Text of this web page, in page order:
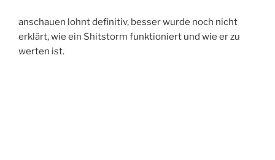
anschauen lohnt definitiv, besser wurde noch nicht
erklärt, wie ein Shitstorm funktioniert und wie er zu
werten ist.